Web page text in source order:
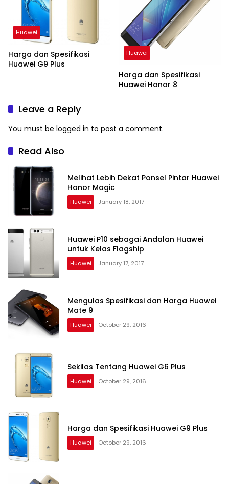
Huawei
Harga dan Spesifikasi
Huawei G9 Plus
Huawei
Harga dan Spesifikasi
Huawei Honor 8
Leave a Reply
You must be logged in to post a comment.
Read Also
Melihat Lebih Dekat Ponsel Pintar Huawei
Honor Magic
Huawei January 18, 2017
Huawei P10 sebagai Andalan Huawei
untuk Kelas Flagship
Huawei January 17, 2017
Mengulas Spesifikasi dan Harga Huawei
Mate 9
Huawei October 29, 2016
Sekilas Tentang Huawei G6 Plus
Huawei October 29, 2016
Harga dan Spesifikasi Huawei G9 Plus
Huawei October 29, 2016